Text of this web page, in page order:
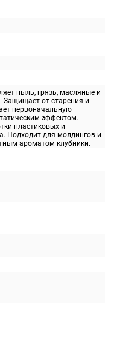
пыль, грязь, масляные и
Защищает от старения и
первоначальную
эффектом.
пластиковых и
Подходит для молдингов и
ароматом клубники.